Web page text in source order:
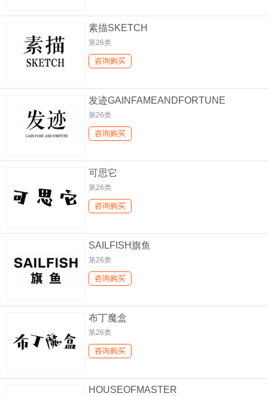
素描SKETCH
第26类
咨询购买
发迹GAINFAMEANDFORTUNE
第26类
咨询购买
可思它
第26类
咨询购买
SAILFISH旗鱼
第26类
咨询购买
布丁魔盒
第26类
咨询购买
HOUSEOFMASTER